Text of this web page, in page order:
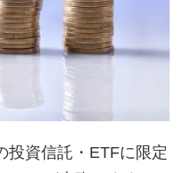
投資信託・ETFに限定